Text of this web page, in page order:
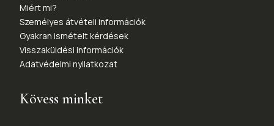
Miért mi?
Személyes átvételi információk
Gyakran ismételt kérdések
Visszaküldési információk
Adatvédelmi nyilatkozat
Kövess minket